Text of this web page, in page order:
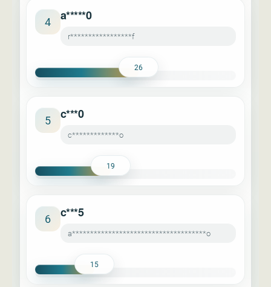
4 a*****0
r*****************f
26
5 c***0
c*************o
19
6 c***5
a*************************************o
15